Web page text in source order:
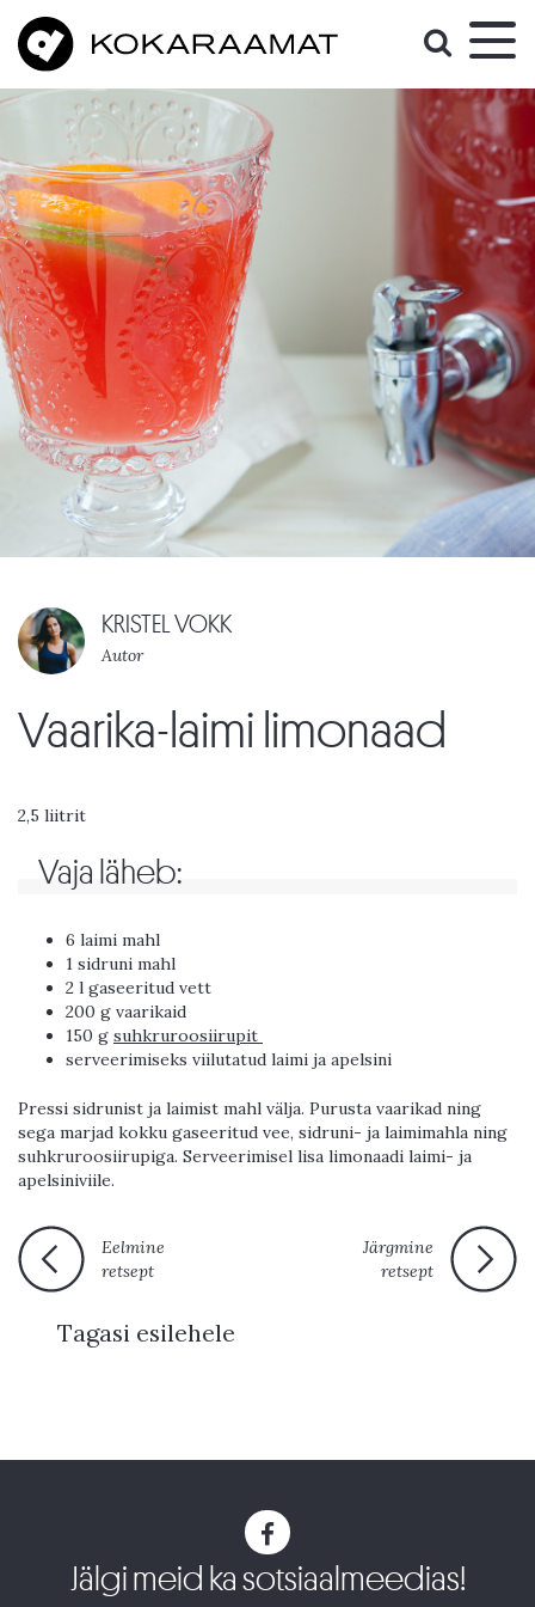
KRISTEL VOKK
Autor
Vaarika-laimi limonaad
2,5 liitrit
Vaja läheb:
6 laimi mahl
1 sidruni mahl
2 l gaseeritud vett
200 g vaarikaid
150 g suhkruroosiirupit
serveerimiseks viilutatud laimi ja apelsini
Pressi sidrunist ja laimist mahl välja. Purusta vaarikad ning
sega marjad kokku gaseeritud vee, sidruni- ja laimimahla ning
suhkruroosiirupiga. Serveerimisel lisa limonaadi laimi- ja
apelsiniviile.
Eelmine
retsept
Järgmine
retsept
Tagasi esilehele
Jälgi meid ka sotsiaalmeedias!